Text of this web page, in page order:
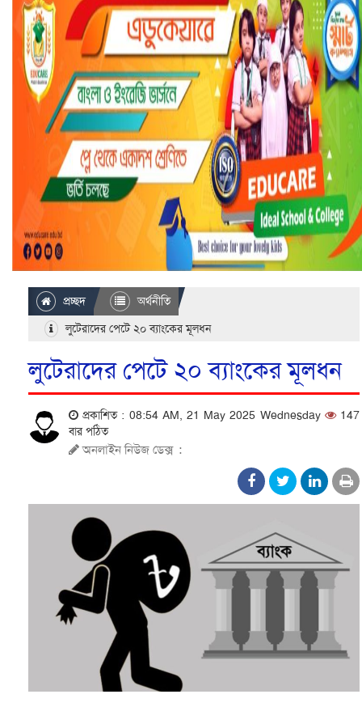
প্রচ্ছদ
অর্থনীতি
লুটেরাদের পেটে ২০ ব্যাংকের মূলধন
লুটেরাদের পেটে ২০ ব্যাংকের মূলধন
প্রকাশিত : 08:54 AM, 21 May 2025 Wednesday
147
বার পঠিত
অনলাইন নিউজ ডেক্স :